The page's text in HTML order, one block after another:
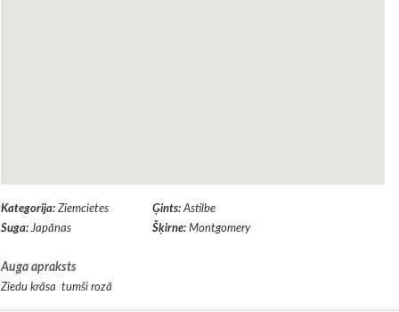
Kategorija: Ziemcietes Ģints: Astilbe
Suga: Japānas Šķirne: Montgomery
Auga apraksts
Ziedu krāsa tumši rozā